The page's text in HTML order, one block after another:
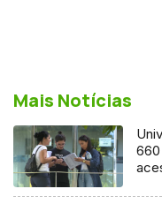
Mais Notícias